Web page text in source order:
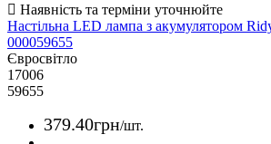
Настільна LED лампа з акумулятором
000059655
Євросвітло
17006
59655
379.40грн/шт.